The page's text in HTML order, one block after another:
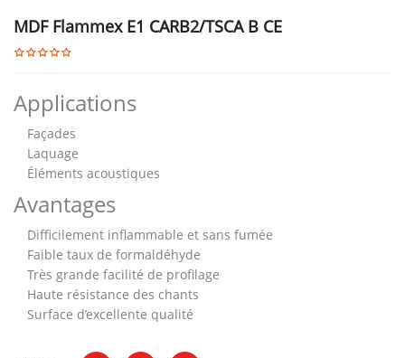
MDF Flammex E1 CARB2/TSCA B CE
Applications
Façades
Laquage
Éléments acoustiques
Avantages
Difficilement inflammable et sans fumée
Faible taux de formaldéhyde
Très grande facilité de profilage
Haute résistance des chants
Surface d’excellente qualité